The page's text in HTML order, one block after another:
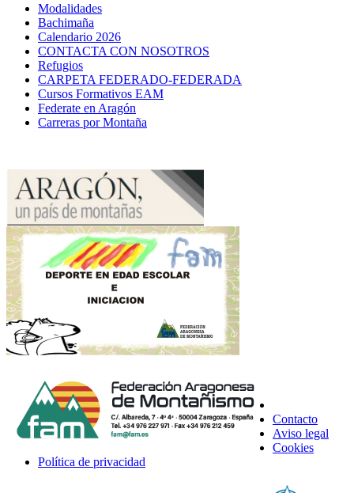
Modalidades
Bachimaña
Calendario 2026
CONTACTA CON NOSOTROS
Refugios
CARPETA FEDERADO-FEDERADA
Cursos Formativos EAM
Federate en Aragón
Carreras por Montaña
Contacto
Aviso legal
Cookies
Política de privacidad